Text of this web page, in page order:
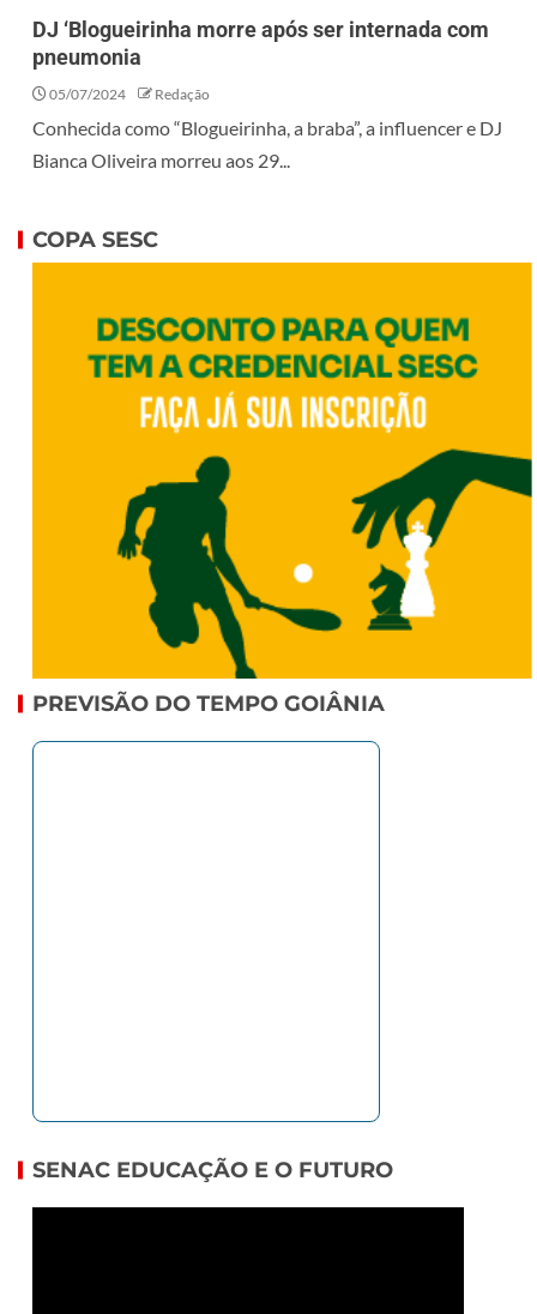
DJ ‘Blogueirinha morre após ser internada com
pneumonia
05/07/2024 Redação
Conhecida como “Blogueirinha, a braba”, a influencer e DJ
Bianca Oliveira morreu aos 29...
COPA SESC
PREVISÃO DO TEMPO GOIÂNIA
SENAC EDUCAÇÃO E O FUTURO